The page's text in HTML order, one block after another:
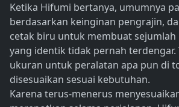
Ketika Hifumi bertanya, umumnya
berdasarkan keinginan pengrajin,
cetak biru untuk membuat sejumlah
yang identik tidak pernah terdengar.
ukuran untuk peralatan apa pun di
disesuaikan sesuai kebutuhan.
Karena terus-menerus